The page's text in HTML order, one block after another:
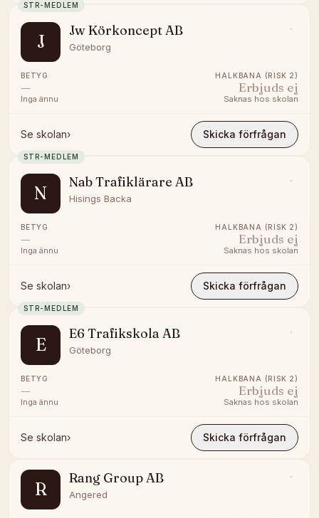
STR-MEDLEM
J
Jw Körkoncept AB
Göteborg
BETYG
—
Inga ännu
HALKBANA (RISK 2)
Erbjuds ej
Saknas hos skolan
Se skolan› Skicka förfrågan
STR-MEDLEM
N
Nab Trafiklärare AB
Hisings Backa
BETYG
—
Inga ännu
HALKBANA (RISK 2)
Erbjuds ej
Saknas hos skolan
Se skolan› Skicka förfrågan
STR-MEDLEM
E
E6 Trafikskola AB
Göteborg
BETYG
—
Inga ännu
HALKBANA (RISK 2)
Erbjuds ej
Saknas hos skolan
Se skolan› Skicka förfrågan
R
Rang Group AB
Angered